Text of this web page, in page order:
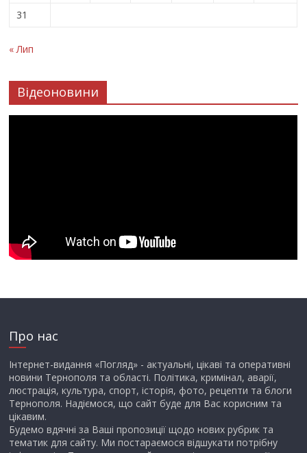
31
« Лип
Відеоновини
Про нас
Інтернет-видання «Погляд» - актуальні, цікаві та оперативні
новини Тернополя та області. Політика, кримінал, аварії,
люстрація, культура, спорт, історія, фото, рецепти та блоги
Тернополя. Надіємося, що сайт буде для Вас корисним та
цікавим.
Будемо вдячні за Ваші пропозиції щодо нових рубрик та
тематик для сайту. Ми постараємося відшукати потрібну